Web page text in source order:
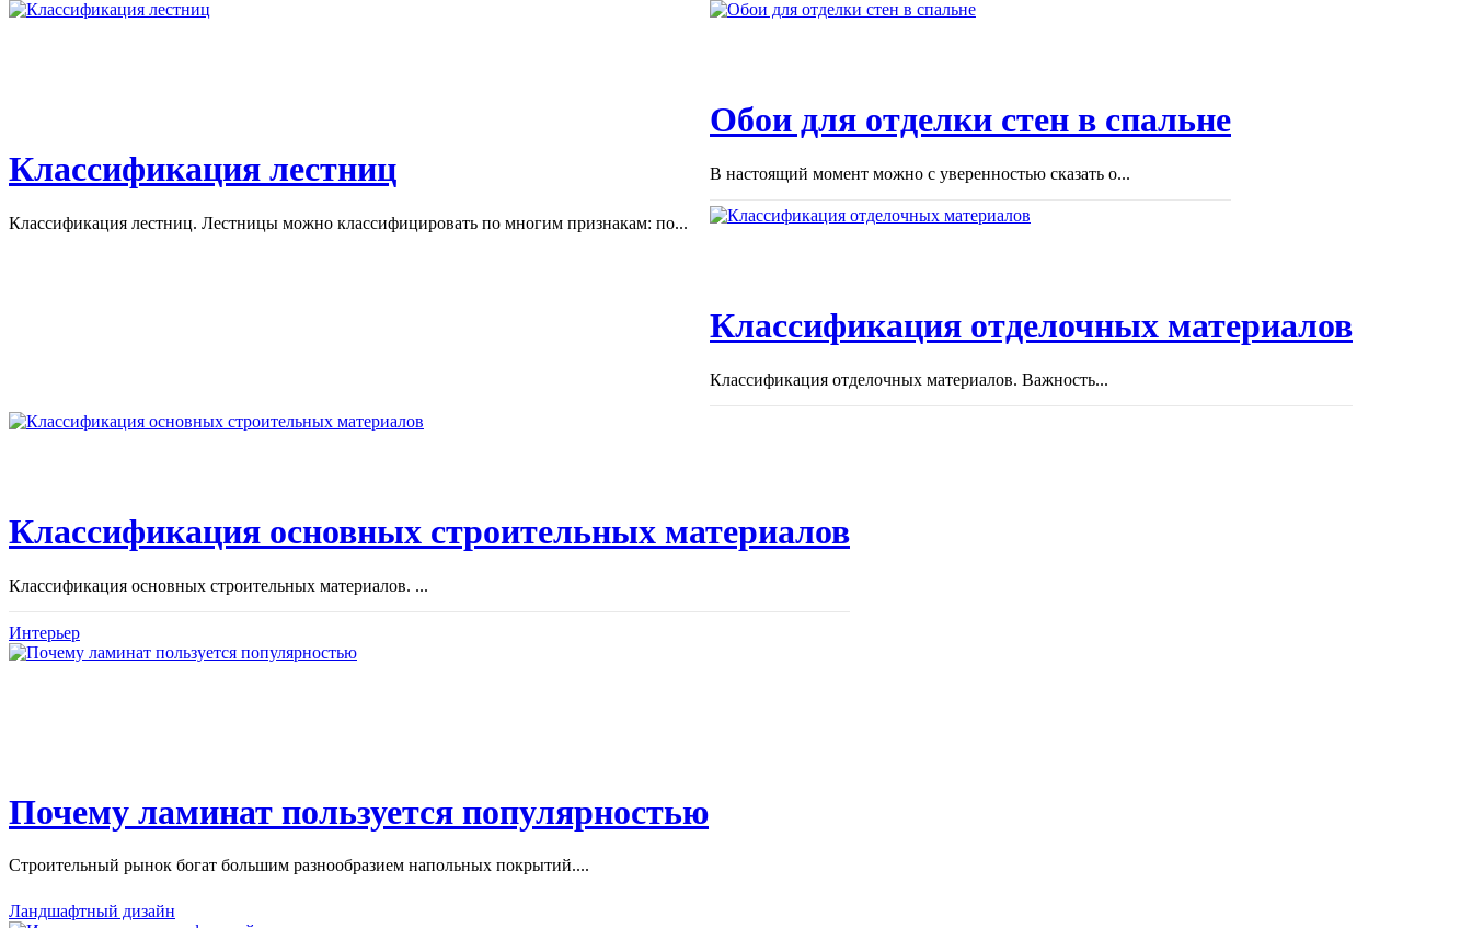
Классификация лестниц
Классификация лестниц. Лестницы можно классифицировать по многим признакам: по...
Обои для отделки стен в спальне
В настоящий момент можно с уверенностью сказать о...
Классификация отделочных материалов
Классификация отделочных материалов. Важность...
Классификация основных строительных материалов
Классификация основных строительных материалов. ...
Интерьер
Почему ламинат пользуется популярностью
Строительный рынок богат большим разнообразием напольных покрытий....
Ландшафтный дизайн